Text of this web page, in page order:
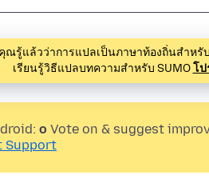
รู้แล้วว่าการแปลเป็นภาษาท้องถิ่นสำหรับ
เรียนรู้วิธีแปลบทความสำหรับ SUMO โ
o Vote on & suggest
Support